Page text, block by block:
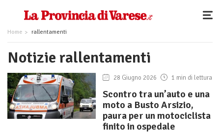
Home rallentamenti
Notizie rallentamenti
28 Giugno 2026 1 min di lettura
Scontro tra un’auto e una
moto a Busto Arsizio,
paura per un motociclista
finito in ospedale